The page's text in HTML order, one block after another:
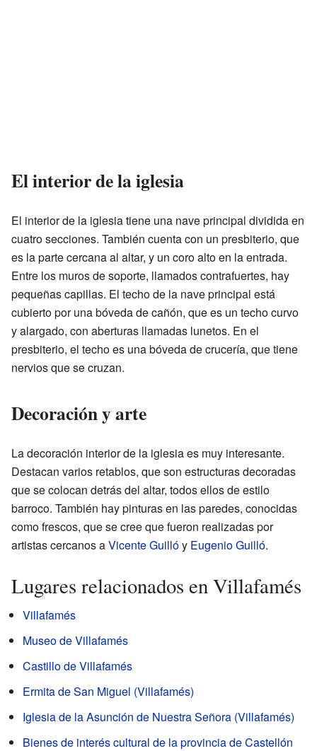
El interior de la iglesia
El interior de la iglesia tiene una nave principal dividida en
cuatro secciones. También cuenta con un presbiterio, que
es la parte cercana al altar, y un coro alto en la entrada.
Entre los muros de soporte, llamados contrafuertes, hay
pequeñas capillas. El techo de la nave principal está
cubierto por una bóveda de cañón, que es un techo curvo
y alargado, con aberturas llamadas lunetos. En el
presbiterio, el techo es una bóveda de crucería, que tiene
nervios que se cruzan.
Decoración y arte
La decoración interior de la iglesia es muy interesante.
Destacan varios retablos, que son estructuras decoradas
que se colocan detrás del altar, todos ellos de estilo
barroco. También hay pinturas en las paredes, conocidas
como frescos, que se cree que fueron realizadas por
artistas cercanos aVicente Guillóy Eugenio Guilló.
Lugares relacionados en Villafamés
Villafamés
Museo de Villafamés
Castillo de Villafamés
Ermita de San Miguel (Villafamés)
Iglesia de la Asunción de Nuestra Señora (Villafamés)
Bienes de interés cultural de la provincia de Castellón